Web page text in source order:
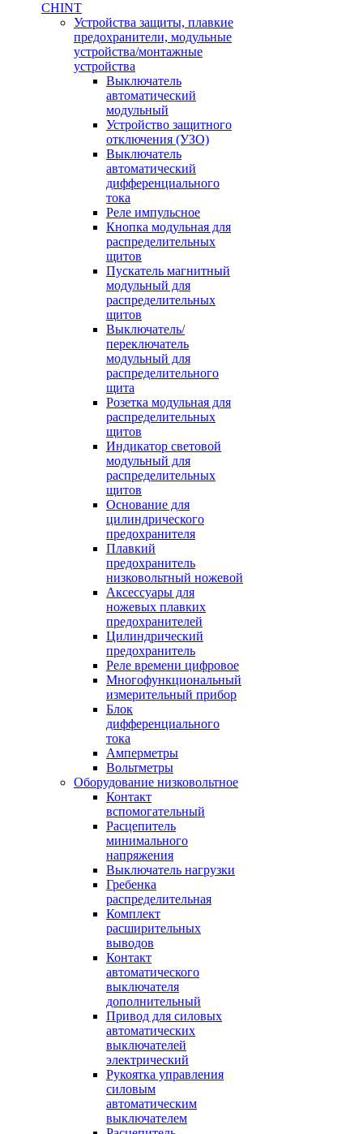
CHINT
Устройства защиты, плавкие
предохранители, модульные
устройства/монтажные
устройства
Выключатель
автоматический
модульный
Устройство защитного
отключения (УЗО)
Выключатель
автоматический
дифференциального
тока
Реле импульсное
Кнопка модульная для
распределительных
щитов
Пускатель магнитный
модульный для
распределительных
щитов
Выключатель/
переключатель
модульный для
распределительного
щита
Розетка модульная для
распределительных
щитов
Индикатор световой
модульный для
распределительных
щитов
Основание для
цилиндрического
предохранителя
Плавкий
предохранитель
низковольтный ножевой
Аксессуары для
ножевых плавких
предохранителей
Цилиндрический
предохранитель
Реле времени цифровое
Многофункциональный
измерительный прибор
Блок
дифференциального
тока
Амперметры
Вольтметры
Оборудование низковольтное
Контакт
вспомогательный
Расцепитель
минимального
напряжения
Выключатель нагрузки
Гребенка
распределительная
Комплект
расширительных
выводов
Контакт
автоматического
выключателя
дополнительный
Привод для силовых
автоматических
выключателей
электрический
Рукоятка управления
силовым
автоматическим
выключателем